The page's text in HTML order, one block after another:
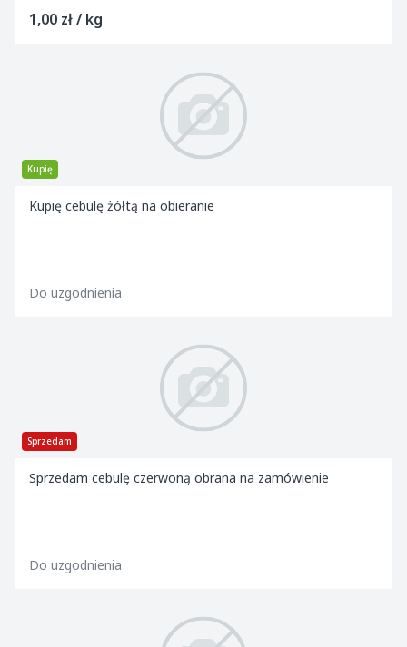
1,00 zł / kg
Kupię
Kupię cebulę żółtą na obieranie
Do uzgodnienia
Sprzedam
Sprzedam cebulę czerwoną obrana na zamówienie
Do uzgodnienia